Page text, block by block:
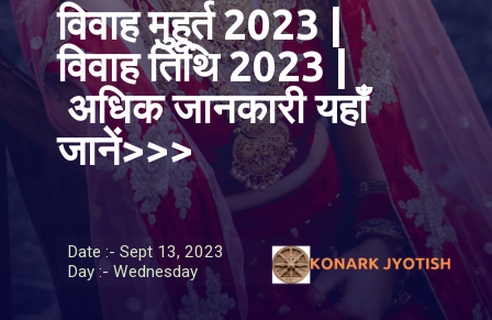
विवाह मुहूर्त 2023 |
विवाह तिथि 2023 |
अधिक जानकारी यहाँ
जानें>>>
Date :- Sept 13, 2023
Day :- Wednesday